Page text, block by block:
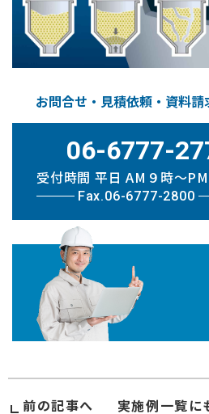
お問合せ・見積依頼・資料請
06-6777-
受付時間 平日 AM９時〜
Fax.06-6777-2800
前の記事へ 実施例一覧に